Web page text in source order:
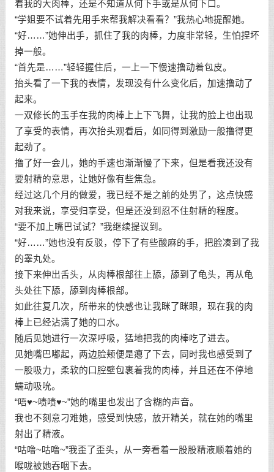
着我的大肉棒，还是不知道从何下手或是从何下口。
“学姐要不试着先用手来帮我解决看看？”我热心地提醒她。
“好……”她伸出手，抓住了我的肉棒，力度非常轻，生怕捏坏
掉一般。
“首先是……”轻轻握住后，一上一下慢速撸动着包皮。
抬头看了一下我的表情，发现没有什么变化后，加速撸动了
起来。
一双修长的玉手在我的肉棒上上下飞舞，让我的脸上也出现
了享受的表情，再次抬头观看后，如同得到激励一般撸得更
起劲了。
撸了好一会儿，她的手速也渐渐慢了下来，但是看我还没有
要射精的意思，让她好像有些焦急。
经过这几个月的做爱，我已经不是之前的处男了，这点快感
对我来说，享受归享受，但是还没到忍不住射精的程度。
“要不加上嘴巴试试？”我继续提议到。
“好……”她也没有反驳，停下了有些酸麻的手，把脸凑到了我
的睾丸处。
接下来伸出舌头，从肉棒根部往上舔，舔到了龟头，再从龟
头处往下舔，舔到肉棒根部。
如此往复几次，所带来的快感也让我眯了眯眼，现在我的肉
棒上已经沾满了她的口水。
随后见她进行一次深呼吸，猛地把我的肉棒吃了进去。
见她嘴巴嘟起，两边脸颊便是瘪了下去，同时我也感受到了
一股吸力，柔软的口腔壁包裹着我的肉棒，并且还在不停地
蠕动吸吮。
“唔♥~啧啧♥~”她的嘴里也发出了含糊的声音。
我也不刻意刁难她，感受到快感，放开精关，就在她的嘴里
射出了精液。
“咕噜~咕噜~”我歪了歪头，从一旁看着一股股精液顺着她的
喉咙被她吞咽下去。